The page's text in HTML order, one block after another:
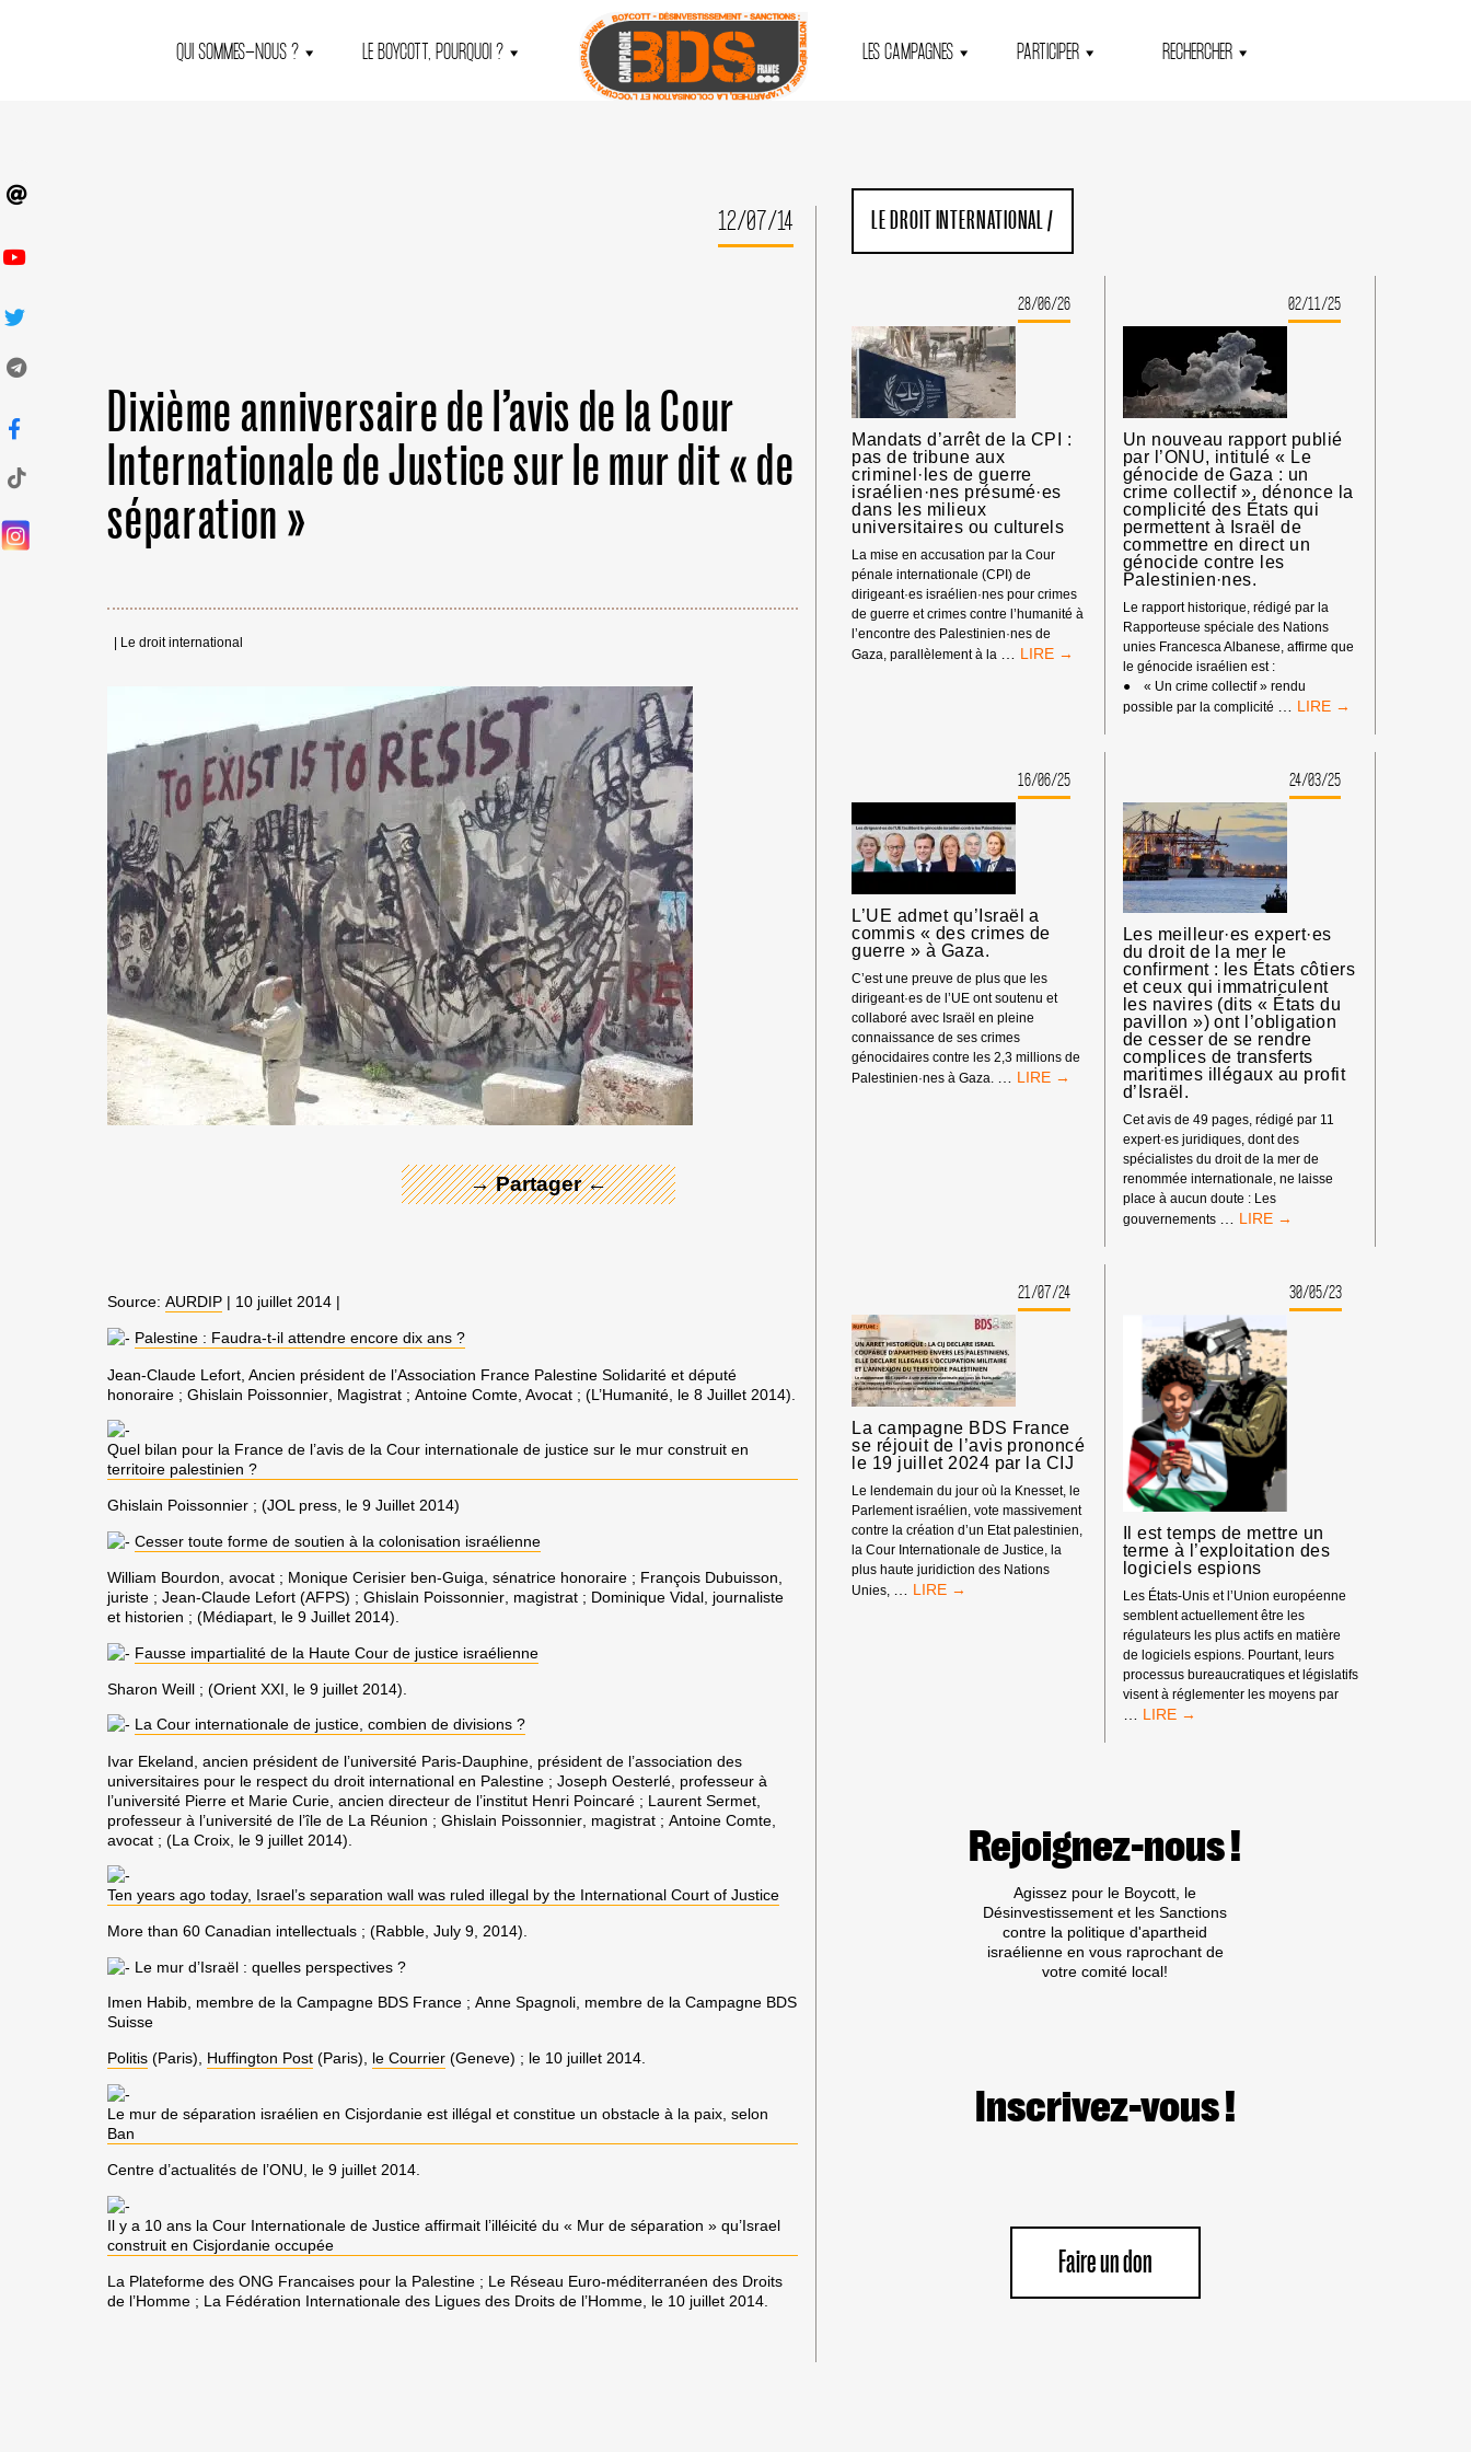
QUI SOMMES-NOUS ? LE BOYCOTT, POURQUOI ? LES CAMPAGNES PARTICIPER RECHERCHER
12/07/14
Dixième anniversaire de l’avis de la Cour
Internationale de Justice sur le mur dit « de
séparation »
Le droit international
→ Partager ←
← Merci ! →
Source:AURDIP | 10 juillet 2014 |
Palestine : Faudra-t-il attendre encore dix ans ?
Jean-Claude Lefort , Ancien président de l’Association France Palestine Solidarité et député
honoraire ;Ghislain Poissonnier , Magistrat ;Antoine Comte, Avocat ; (L’Humanité, le 8 Juillet 2014).
Quel bilan pour la France de l’avis de la Cour internationale de justice sur le mur construit en
territoire palestinien ?
Ghislain Poissonnier ; (JOL press, le 9 Juillet 2014)
Cesser toute forme de soutien à la colonisation israélienne
William Bourdon , avocat ; Monique Cerisier ben-Guiga , sénatrice honoraire ; François Dubuisson
juriste ;Jean-Claude Lefort (AFPS) ;Ghislain Poissonnier , magistrat ; Dominique Vidal , journaliste
et historien ; (Médiapart, le 9 Juillet 2014).
Fausse impartialité de la Haute Cour de justice israélienne
Sharon Weill ; (Orient XXI, le 9 juillet 2014).
La Cour internationale de justice, combien de divisions ?
Ivar Ekeland , ancien président de l’université Paris-Dauphine, président de l’association des
universitaires pour le respect du droit international en Palestine ;Joseph Oesterlé , professeur à
l’université Pierre et Marie Curie, ancien directeur de l’institut Henri Poincaré ; Laurent Sermet
professeur à l’université de l’île de La Réunion ;Ghislain Poissonnier , magistrat ;Antoine Comte
avocat ; (La Croix, le 9 juillet 2014).
Ten years ago today, Israel’s separation wall was ruled illegal by the International Court of Justice
More than 60 Canadian intellectuals ; (Rabble, July 9, 2014).
Le mur d’Israël : quelles perspectives ?
Imen Habib, membre de la Campagne BDS France ;Anne Spagnoli, membre de la Campagne BDS
Suisse
Politis (Paris), Huffington Post (Paris), le Courrier (Geneve) ; le 10 juillet 2014.
Le mur de séparation israélien en Cisjordanie est illégal et constitue un obstacle à la paix, selon
Ban
Centre d’actualités de l’ONU, le 9 juillet 2014.
Il y a 10 ans la Cour Internationale de Justice affirmait l’illéicité du « Mur de séparation » qu’Israel
construit en Cisjordanie occupée
La Plateforme des ONG Francaises pour la Palestine ; Le Réseau Euro-méditerranéen des Droits
de l’Homme ; La Fédération Internationale des Ligues des Droits de l’Homme, le 10 juillet 2014.
LE DROIT INTERNATIONAL /
28/06/26
Mandats d’arrêt de la CPI :
pas de tribune aux
criminel·les de guerre
israélien·nes présumé·es
dans les milieux
universitaires ou culturels
La mise en accusation par la Cour
pénale internationale (CPI) de
dirigeant·es israélien·nes pour crimes
de guerre et crimes contre l’humanité à
l’encontre des Palestinien·nes de
Gaza, parallèlement à la
MANDATS
PAS
DE
AUX
DE
ISRAÉLIEN·NES
PRÉSUMÉ·ES
MILIEUX
UNIVERSITAIRES
OU
CULTURELS
02/11/25
Un nouveau rapport publié
par l’ONU, intitulé « Le
génocide de Gaza : un
crime collectif », dénonce la
complicité des États qui
permettent à Israël de
commettre en direct un
génocide contre les
Palestinien·nes.
Le rapport historique, rédigé par la
Rapporteuse spéciale des Nations
unies Francesca Albanese, affirme que
le génocide israélien est :
● « Un crime collectif » rendu
possible par la complicité
UN
PAR
L’ONU,
:
UN
CRIME
COLLECTIF
»,
DÉNONCE
LA
COMPLICITÉ
ÉTATS
QUI
PERMETTENT
À
UN
GÉNOCIDE
16/06/25
L’UE admet qu’Israël a
commis « des crimes de
guerre » à Gaza.
C’est une preuve de plus que les
dirigeant·es de l’UE ont soutenu et
collaboré avec Israël en pleine
connaissance de ses crimes
génocidaires contre les 2,3 millions de
Palestinien·nes à Gaza.
L’UE
24/03/25
Les meilleur·es expert·es
du droit de la mer le
confirment : les États côtiers
et ceux qui immatriculent
les navires (dits « États du
pavillon ») ont l’obligation
de cesser de se rendre
complices de transferts
maritimes illégaux au profit
d’Israël.
Cet avis de 49 pages, rédigé par 11
expert·es juridiques, dont des
spécialistes du droit de la mer de
renommée internationale, ne laisse
place à aucun doute : Les
gouvernements
LES
DE
LA
MER
LE
CONFIRMENT
:
LES
ÉTATS
CÔTIERS
CEUX
QUI
IMMATRICULENT
LES
NAVIRES
(DITS
« ÉTATS
DU
PAVILLON »)
ONT
COMPLICES
DE
21/07/24
La campagne BDS France
se réjouit de l’avis prononcé
le 19 juillet 2024 par la CIJ
Le lendemain du jour où la Knesset, le
Parlement israélien, vote massivement
contre la création d’un Etat palestinien,
la Cour Internationale de Justice, la
plus haute juridiction des Nations
Unies,
LA
30/05/23
Il est temps de mettre un
terme à l’exploitation des
logiciels espions
Les États-Unis et l’Union européenne
semblent actuellement être les
régulateurs les plus actifs en matière
de logiciels espions. Pourtant, leurs
processus bureaucratiques et législatifs
visent à réglementer les moyens par
IL
À
DES
LOGICIELS
ESPIONS
Rejoignez-nous !
Agissez pour le Boycott, le
Désinvestissement et les Sanctions
contre la politique d'apartheid
israélienne en vous raprochant de
votre comité local!
Inscrivez-vous !
Faire un don